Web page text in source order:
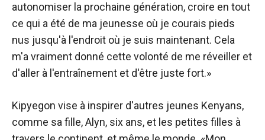
autonomiser la prochaine génération, croire en tout
ce qui a été de ma jeunesse où je courais pieds
nus jusqu'à l'endroit où je suis maintenant. Cela
m'a vraiment donné cette volonté de me réveiller et
d'aller à l'entraînement et d'être juste fort.»
Kipyegon vise à inspirer d'autres jeunes Kenyans,
comme sa fille, Alyn, six ans, et les petites filles à